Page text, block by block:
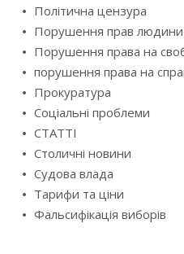
Політична цензура
Порушення прав людини
Порушення права на
порушення права на
Прокуратура
Соціальні проблеми
СТАТТІ
Столичні новини
Судова влада
Тарифи та ціни
Фальсифікація виборів